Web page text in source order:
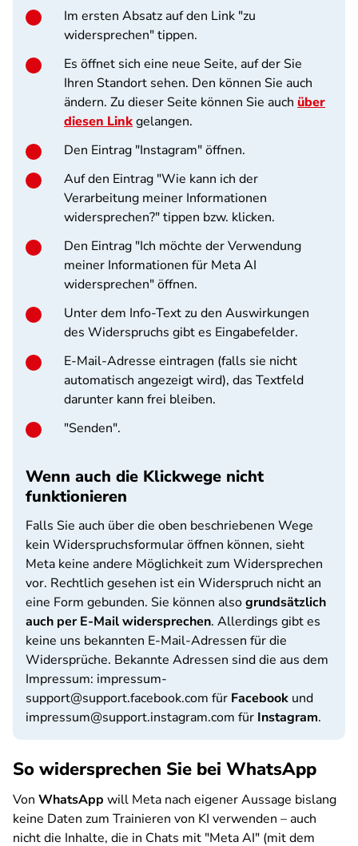
Im ersten Absatz auf den Link "zu
widersprechen" tippen.
Es öffnet sich eine neue Seite, auf der Sie
Ihren Standort sehen. Den können Sie auch
ändern. Zu dieser Seite können Sie auch über
diesen Linkgelangen.
Den Eintrag "Instagram" öffnen.
Auf den Eintrag "Wie kann ich der
Verarbeitung meiner Informationen
widersprechen?" tippen bzw. klicken.
Den Eintrag "Ich möchte der Verwendung
meiner Informationen für Meta AI
widersprechen" öffnen.
Unter dem Info-Text zu den Auswirkungen
des Widerspruchs gibt es Eingabefelder.
E-Mail-Adresse eintragen (falls sie nicht
automatisch angezeigt wird), das Textfeld
darunter kann frei bleiben.
"Senden".
Wenn auch die Klickwege nicht
funktionieren
Falls Sie auch über die oben beschriebenen Wege
kein Widerspruchsformular öffnen können, sieht
Meta keine andere Möglichkeit zum Widersprechen
vor. Rechtlich gesehen ist ein Widerspruch nicht an
eine Form gebunden. Sie können alsogrundsätzlich
auch per E-Mail widersprechen. Allerdings gibt es
keine uns bekannten E-Mail-Adressen für die
Widersprüche. Bekannte Adressen sind die aus dem
Impressum: impressum-
support@support.facebook.com für Facebook und
impressum@support.instagram.com für Instagram.
So widersprechen Sie bei WhatsApp
Von WhatsApp will Meta nach eigener Aussage bislang
keine Daten zum Trainieren von KI verwenden – auch
nicht die Inhalte, die in Chats mit "Meta AI" (mit dem